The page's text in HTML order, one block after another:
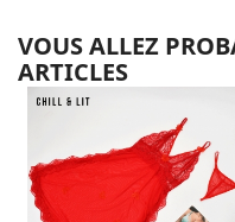
VOUS ALLEZ
ARTICLES